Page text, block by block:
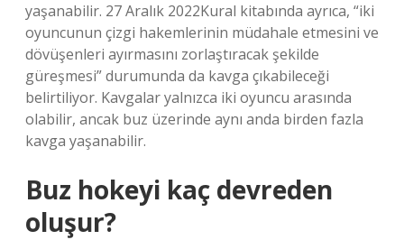
yaşanabilir. 27 Aralık 2022Kural kitabında ayrıca, “iki
oyuncunun çizgi hakemlerinin müdahale etmesini ve
dövüşenleri ayırmasını zorlaştıracak şekilde
güreşmesi” durumunda da kavga çıkabileceği
belirtiliyor. Kavgalar yalnızca iki oyuncu arasında
olabilir, ancak buz üzerinde aynı anda birden fazla
kavga yaşanabilir.
Buz hokeyi kaç devreden
oluşur?